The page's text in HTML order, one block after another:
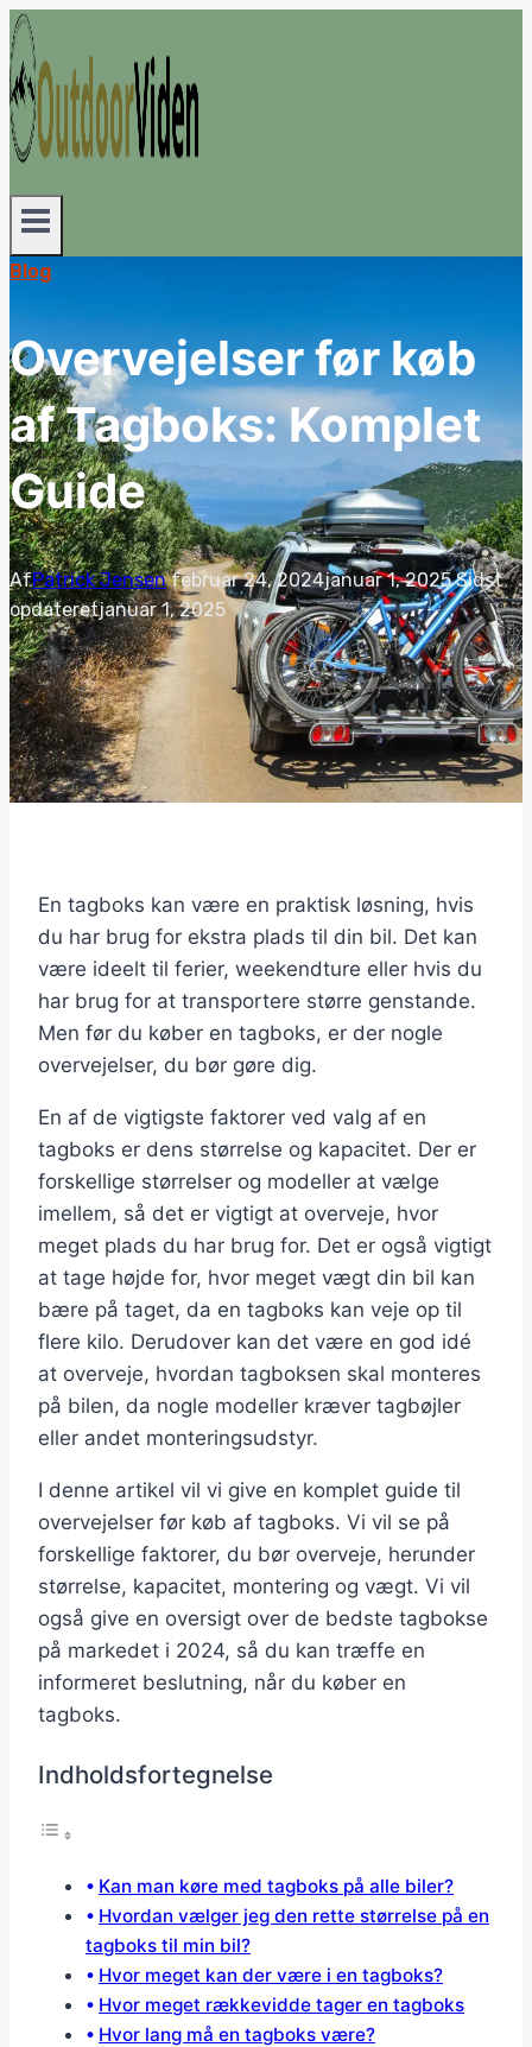
Fortsæt
til
indhold
Blog
Overvejelser før køb
af Tagboks: Komplet
Guide
AfPatrick Jensen februar 24, 2024januar 1, 2025 Sidst
opdateretjanuar 1, 2025
En tagboks kan være en praktisk løsning, hvis
du har brug for ekstra plads til din bil. Det kan
være ideelt til ferier, weekendture eller hvis du
har brug for at transportere større genstande.
Men før du køber en tagboks, er der nogle
overvejelser, du bør gøre dig.
En af de vigtigste faktorer ved valg af en
tagboks er dens størrelse og kapacitet. Der er
forskellige størrelser og modeller at vælge
imellem, så det er vigtigt at overveje, hvor
meget plads du har brug for. Det er også vigtigt
at tage højde for, hvor meget vægt din bil kan
bære på taget, da en tagboks kan veje op til
flere kilo. Derudover kan det være en god idé
at overveje, hvordan tagboksen skal monteres
på bilen, da nogle modeller kræver tagbøjler
eller andet monteringsudstyr.
I denne artikel vil vi give en komplet guide til
overvejelser før køb af tagboks. Vi vil se på
forskellige faktorer, du bør overveje, herunder
størrelse, kapacitet, montering og vægt. Vi vil
også give en oversigt over de bedste tagbokse
på markedet i 2024, så du kan træffe en
informeret beslutning, når du køber en
tagboks.
Indholdsfortegnelse
Kan man køre med tagboks på alle biler?
Hvordan vælger jeg den rette størrelse på en
tagboks til min bil?
Hvor meget kan der være i en tagboks?
Hvor meget rækkevidde tager en tagboks
Hvor lang må en tagboks være?